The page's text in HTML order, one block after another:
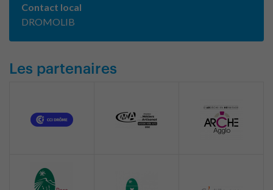
Contact local
DROMOLIB
Les partenaires